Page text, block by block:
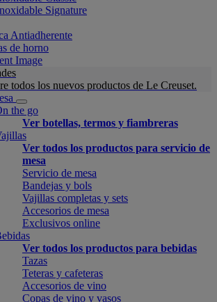
Signature
Antiadherente
de horno
todos los nuevos productos de Le Creuset.
the go
Ver botellas, termos y fiambreras
Ver todos los productos para servicio de
mesa
Servicio de mesa
Bandejas y bols
Vajillas completas y sets
Accesorios de mesa
Exclusivos online
Ver todos los productos para bebidas
Tazas
Teteras y cafeteras
Accesorios de vino
Copas de vino y vasos